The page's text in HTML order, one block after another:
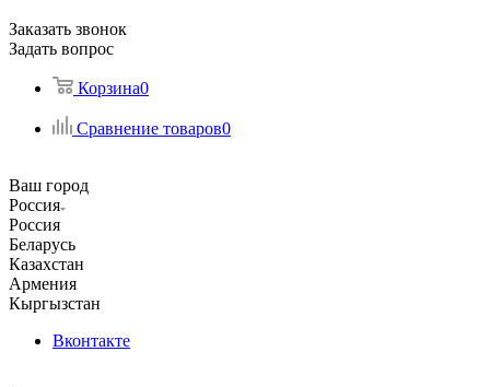
Заказать звонок
Задать вопрос
Корзина0
Сравнение товаров0
Ваш город
Россия
Россия
Беларусь
Казахстан
Армения
Кыргызстан
Вконтакте